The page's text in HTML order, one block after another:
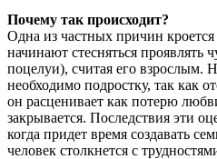
Почему так происходит?
Одна из частных причин
начинают стесняться проявлять
поцелуи), считая его взрослым.
необходимо подростку, так как
он расценивает как потерю
закрывается. Последствия эти
когда придет время создавать
человек столкнется с